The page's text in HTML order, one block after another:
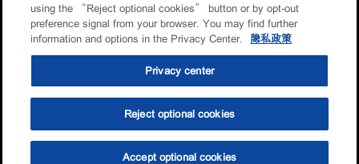
using the “Reject optional cookies” button or by opt-out
preference signal from your browser. You may find further
information and options in the Privacy Center.
隐私政策
Privacy center
Reject optional cookies
Accept optional cookies